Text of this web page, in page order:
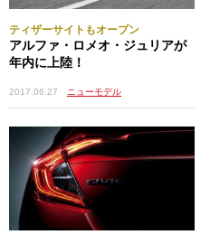
ティザーサイトもオープン
アルファ・ロメオ・ジュリアが
年内に上陸！
2017.06.27 ニューモデル